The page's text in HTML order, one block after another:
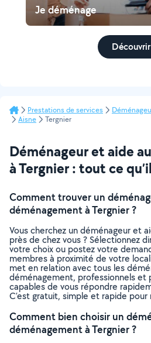
Je déménage
Découvrir
Prestations de services
Aisne
Tergnier
Déménageur et aide
à Tergnier : tout ce
Comment trouver un
déménagement à Tergnier ?
Vous cherchez un déménageur et
près de chez vous ? Sélectionnez
votre choix ou postez votre
membres à proximité de votre
met en relation avec tous les
déménagement, professionnels et
capables de vous répondre
C’est gratuit, simple et rapide
Comment bien choisir un
déménagement à Tergnier ?